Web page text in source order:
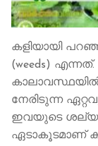
കളിയായി
(weeds)
കാലാവസ്ഥയിൽ
നേരിടുന്ന
ഇവയുടെ
ഏടാകൂടമാണ്